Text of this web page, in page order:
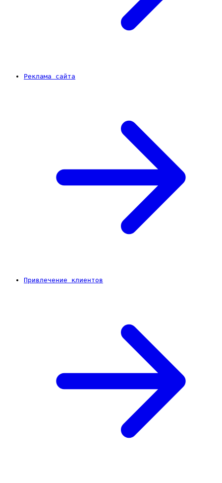
Реклама сайта
Привлечение клиентов